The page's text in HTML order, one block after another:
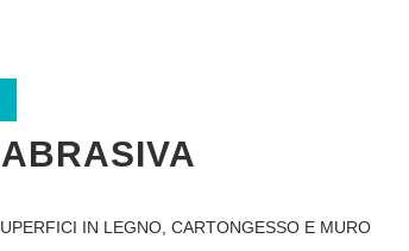
IN LEGNO, CARTONGESSO E MURO